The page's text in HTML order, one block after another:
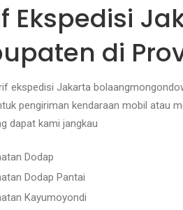
Ekspedisi
di
ekspedisi Jakarta
pengiriman kendaraan mobil atau
dapat kami jangkau
Dodap
Dodap Pantai
Kayumoyondi